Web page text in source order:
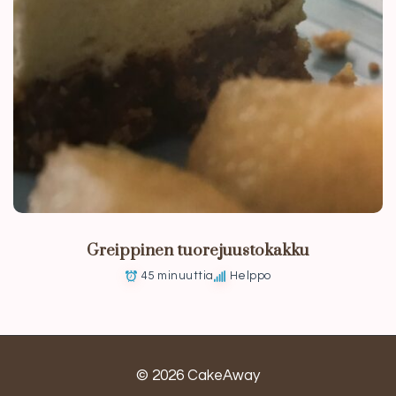
Greippinen tuorejuustokakku
45 minuuttia Helppo
© 2026 CakeAway